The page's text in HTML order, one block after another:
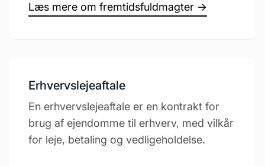
Læs mere om fremtidsfuldmagter →
Erhvervslejeaftale
En erhvervslejeaftale er en kontrakt for
brug af ejendomme til erhverv, med vilkår
for leje, betaling og vedligeholdelse.